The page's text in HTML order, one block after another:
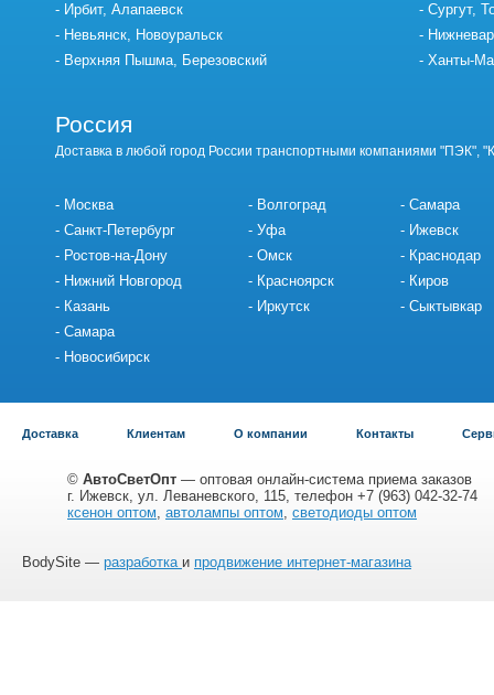
Ирбит, Алапаевск
Невьянск, Новоуральск
Верхняя Пышма, Березовский
Сургут,
Ханты-
Россия
Доставка в любой город России транспортными компаниями "ПЭК",
Москва
Санкт-Петербург
Ростов-на-Дону
Нижний Новгород
Казань
Самара
Новосибирск
Волгоград
Уфа
Омск
Красноярск
Иркутск
Самара
Ижевск
Краснодар
Киров
Сыктывкар
Доставка Клиентам О компании Контакты
© АвтоСветОпт — оптовая онлайн-система приема заказов
г. Ижевск, ул. Леваневского, 115, телефон +7 (963) 042-32-74
ксенон оптом, автолампы оптом, светодиоды оптом
BodySite — разработка и продвижение интернет-магазина